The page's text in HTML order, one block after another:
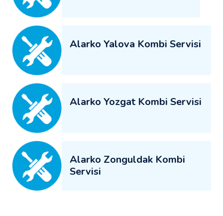
Alarko Yalova Kombi Servisi
Alarko Yozgat Kombi Servisi
Alarko Zonguldak Kombi
Servisi